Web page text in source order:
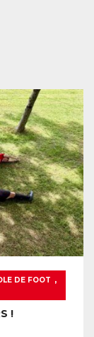
DE FOOT ,
!